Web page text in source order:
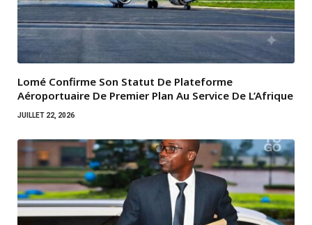
Lomé Confirme Son Statut De Plateforme
Aéroportuaire De Premier Plan Au Service De L’Afrique
JUILLET 22, 2026